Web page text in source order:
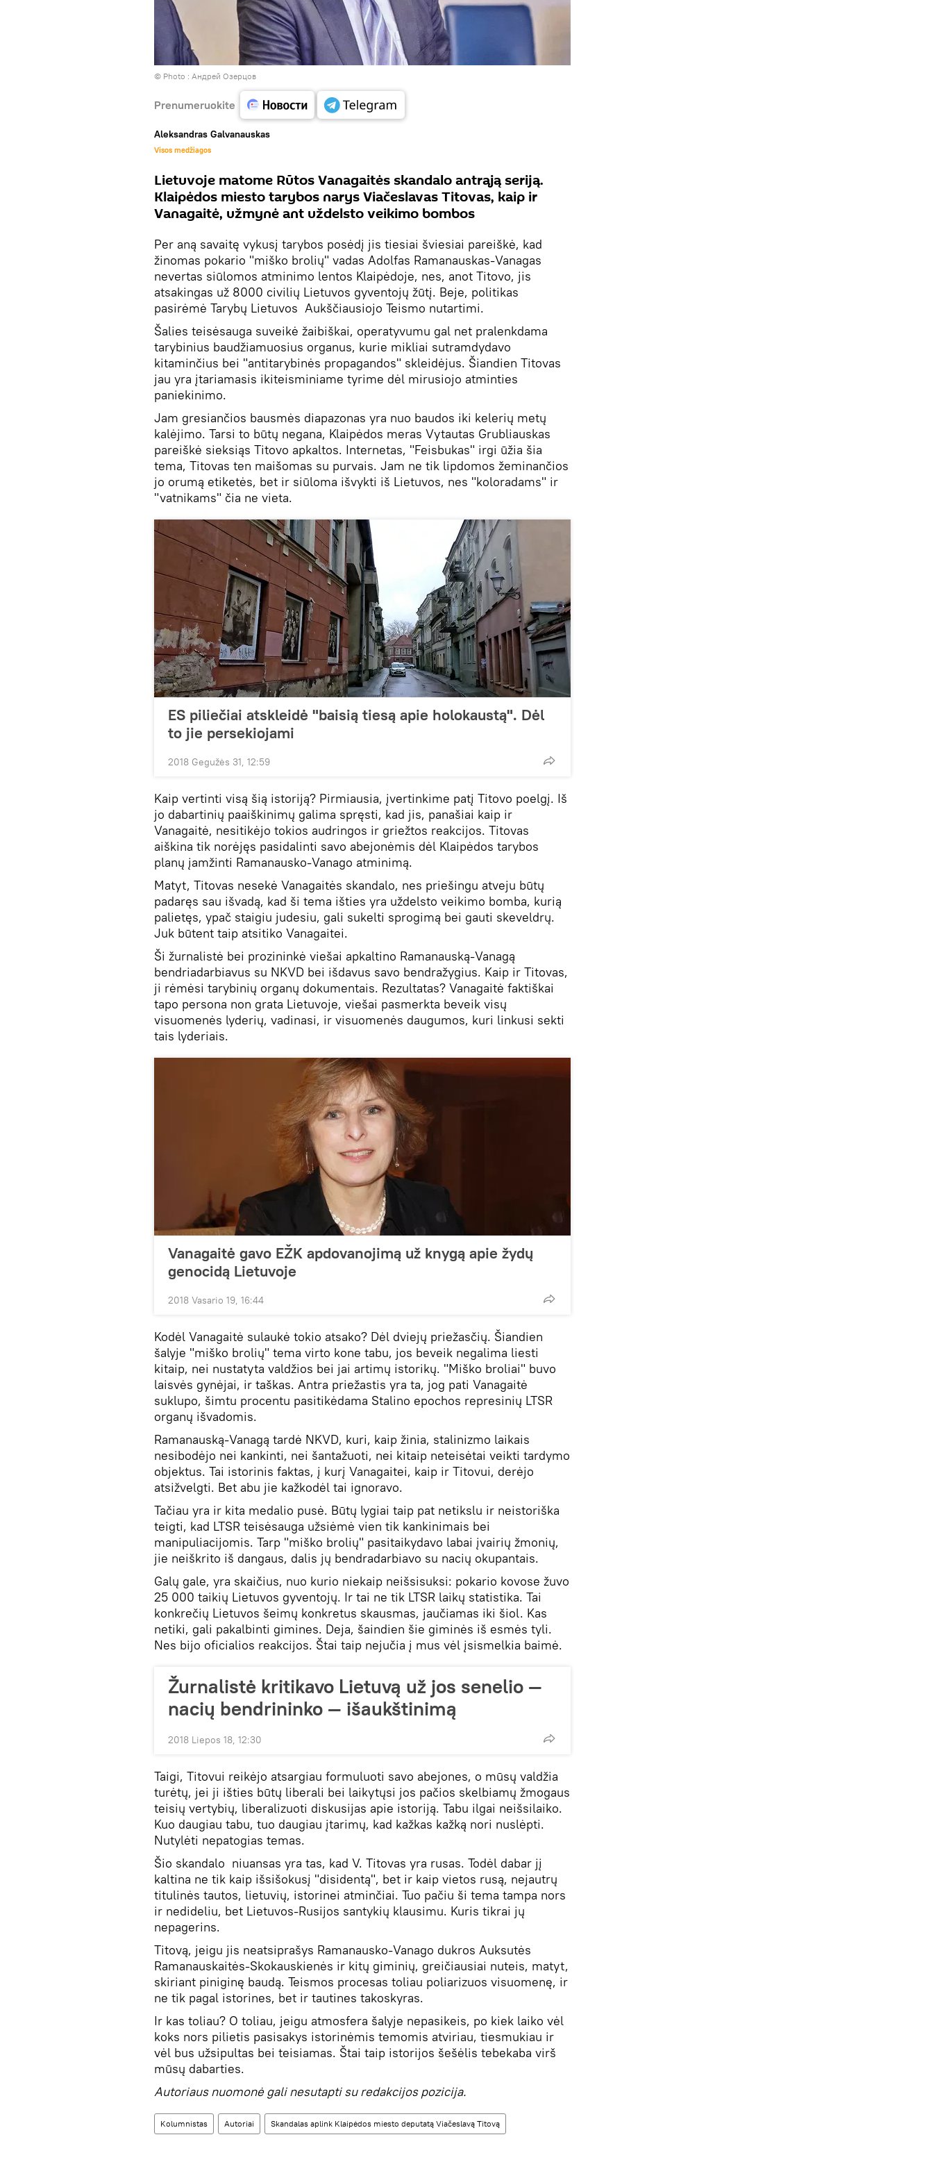
© Photo : Андрей Озерцов
Prenumeruokite
Aleksandras Galvanauskas
Visos medžiagos
Lietuvoje matome Rūtos Vanagaitės skandalo antrąją seriją.
Klaipėdos miesto tarybos narys Viačeslavas Titovas, kaip ir
Vanagaitė, užmynė ant uždelsto veikimo bombos
Per aną savaitę vykusį tarybos posėdį jis tiesiai šviesiai pareiškė, kad
žinomas pokario "miško brolių" vadas Adolfas Ramanauskas-Vanagas
nevertas siūlomos atminimo lentos Klaipėdoje, nes, anot Titovo, jis
atsakingas už 8000 civilių Lietuvos gyventojų žūtį. Beje, politikas
pasirėmė Tarybų Lietuvos Aukščiausiojo Teismo nutartimi.
Šalies teisėsauga suveikė žaibiškai, operatyvumu gal net pralenkdama
tarybinius baudžiamuosius organus, kurie mikliai sutramdydavo
kitaminčius bei "antitarybinės propagandos" skleidėjus. Šiandien Titovas
jau yra įtariamasis ikiteisminiame tyrime dėl mirusiojo atminties
paniekinimo.
Jam gresiančios bausmės diapazonas yra nuo baudos iki kelerių metų
kalėjimo. Tarsi to būtų negana, Klaipėdos meras Vytautas Grubliauskas
pareiškė sieksiąs Titovo apkaltos. Internetas, "Feisbukas" irgi ūžia šia
tema, Titovas ten maišomas su purvais. Jam ne tik lipdomos žeminančios
jo orumą etiketės, bet ir siūloma išvykti iš Lietuvos, nes "koloradams" ir
"vatnikams" čia ne vieta.
ES piliečiai atskleidė "baisią tiesą apie holokaustą". Dėl
to jie persekiojami
2018 Gegužės 31, 12:59
Kaip vertinti visą šią istoriją? Pirmiausia, įvertinkime patį Titovo poelgį. Iš
jo dabartinių paaiškinimų galima spręsti, kad jis, panašiai kaip ir
Vanagaitė, nesitikėjo tokios audringos ir griežtos reakcijos. Titovas
aiškina tik norėjęs pasidalinti savo abejonėmis dėl Klaipėdos tarybos
planų įamžinti Ramanausko-Vanago atminimą.
Matyt, Titovas nesekė Vanagaitės skandalo, nes priešingu atveju būtų
padaręs sau išvadą, kad ši tema išties yra uždelsto veikimo bomba, kurią
palietęs, ypač staigiu judesiu, gali sukelti sprogimą bei gauti skeveldrų.
Juk būtent taip atsitiko Vanagaitei.
Ši žurnalistė bei prozininkė viešai apkaltino Ramanauską-Vanagą
bendriadarbiavus su NKVD bei išdavus savo bendražygius. Kaip ir Titovas,
ji rėmėsi tarybinių organų dokumentais. Rezultatas? Vanagaitė faktiškai
tapo persona non grata Lietuvoje, viešai pasmerkta beveik visų
visuomenės lyderių, vadinasi, ir visuomenės daugumos, kuri linkusi sekti
tais lyderiais.
Vanagaitė gavo EŽK apdovanojimą už knygą apie žydų
genocidą Lietuvoje
2018 Vasario 19, 16:44
Kodėl Vanagaitė sulaukė tokio atsako? Dėl dviejų priežasčių. Šiandien
šalyje "miško brolių" tema virto kone tabu, jos beveik negalima liesti
kitaip, nei nustatyta valdžios bei jai artimų istorikų. "Miško broliai" buvo
laisvės gynėjai, ir taškas. Antra priežastis yra ta, jog pati Vanagaitė
suklupo, šimtu procentu pasitikėdama Stalino epochos represinių LTSR
organų išvadomis.
Ramanauską-Vanagą tardė NKVD, kuri, kaip žinia, stalinizmo laikais
nesibodėjo nei kankinti, nei šantažuoti, nei kitaip neteisėtai veikti tardymo
objektus. Tai istorinis faktas, į kurį Vanagaitei, kaip ir Titovui, derėjo
atsižvelgti. Bet abu jie kažkodėl tai ignoravo.
Tačiau yra ir kita medalio pusė. Būtų lygiai taip pat netikslu ir neistoriška
teigti, kad LTSR teisėsauga užsiėmė vien tik kankinimais bei
manipuliacijomis. Tarp "miško brolių" pasitaikydavo labai įvairių žmonių,
jie neiškrito iš dangaus, dalis jų bendradarbiavo su nacių okupantais.
Galų gale, yra skaičius, nuo kurio niekaip neišsisuksi: pokario kovose žuvo
25 000 taikių Lietuvos gyventojų. Ir tai ne tik LTSR laikų statistika. Tai
konkrečių Lietuvos šeimų konkretus skausmas, jaučiamas iki šiol. Kas
netiki, gali pakalbinti gimines. Deja, šaindien šie giminės iš esmės tyli.
Nes bijo oficialios reakcijos. Štai taip nejučia į mus vėl įsismelkia baimė.
Žurnalistė kritikavo Lietuvą už jos senelio —
nacių bendrininko — išaukštinimą
2018 Liepos 18, 12:30
Taigi, Titovui reikėjo atsargiau formuluoti savo abejones, o mūsų valdžia
turėtų, jei ji išties būtų liberali bei laikytųsi jos pačios skelbiamų žmogaus
teisių vertybių, liberalizuoti diskusijas apie istoriją. Tabu ilgai neišsilaiko.
Kuo daugiau tabu, tuo daugiau įtarimų, kad kažkas kažką nori nuslėpti.
Nutylėti nepatogias temas.
Šio skandalo niuansas yra tas, kad V. Titovas yra rusas. Todėl dabar jį
kaltina ne tik kaip išsišokusį "disidentą", bet ir kaip vietos rusą, nejautrų
titulinės tautos, lietuvių, istorinei atminčiai. Tuo pačiu ši tema tampa nors
ir nedideliu, bet Lietuvos-Rusijos santykių klausimu. Kuris tikrai jų
nepagerins.
Titovą, jeigu jis neatsiprašys Ramanausko-Vanago dukros Auksutės
Ramanauskaitės-Skokauskienės ir kitų giminių, greičiausiai nuteis, matyt,
skiriant piniginę baudą. Teismos procesas toliau poliarizuos visuomenę, ir
ne tik pagal istorines, bet ir tautines takoskyras.
Ir kas toliau? O toliau, jeigu atmosfera šalyje nepasikeis, po kiek laiko vėl
koks nors pilietis pasisakys istorinėmis temomis atviriau, tiesmukiau ir
vėl bus užsipultas bei teisiamas. Štai taip istorijos šešėlis tebekaba virš
mūsų dabarties.
Autoriaus nuomonė gali nesutapti su redakcijos pozicija.
Kolumnistas Autoriai Skandalas aplink Klaipėdos miesto deputatą Viačeslavą Titovą